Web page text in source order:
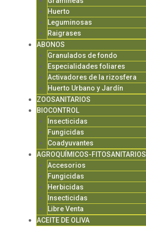
Huerto
Leguminosas
Raigrases
ABONOS
Granulados de fondo
Especialidades foliares
Activadores de la rizosfera
Huerto Urbano y Jardín
ZOOSANITARIOS
BIOCONTROL
Insecticidas
Fungicidas
Coadyuvantes
AGROQUÍMICOS-FITOSANITARIOS
Accesorios
Fungicidas
Herbicidas
Insecticidas
Libre Venta
ACEITE DE OLIVA